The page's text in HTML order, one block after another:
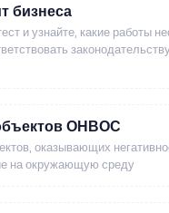
бизнеса
и узнайте, какие работы
ОНВОС
оказывающих
на окружающую среду